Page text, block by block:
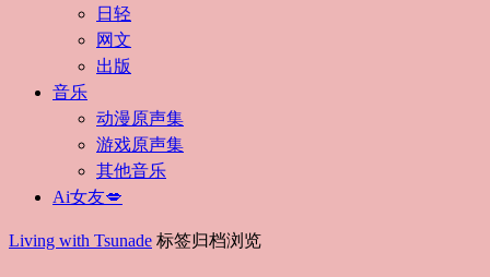
日轻
网文
出版
音乐
动漫原声集
游戏原声集
其他音乐
Ai女友💋
Living with Tsunade 标签归档浏览